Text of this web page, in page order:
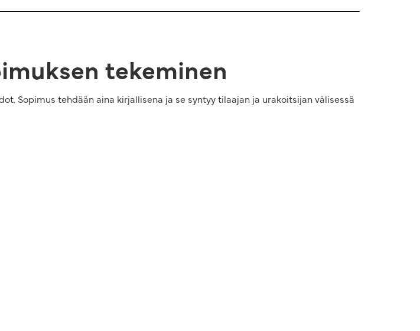
tekeminen
Sopimus tehdään aina kirjallisena ja se syntyy tilaajan ja urakoitsijan välisessä